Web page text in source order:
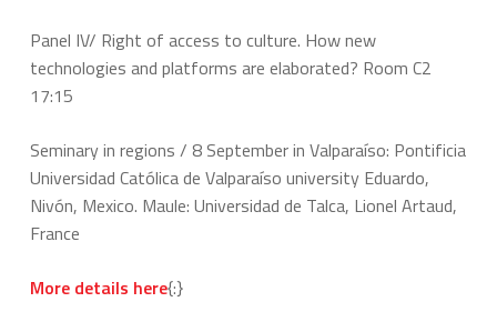
Panel IV/ Right of access to culture. How new
technologies and platforms are elaborated? Room C2
17:15
Seminary in regions / 8 September in Valparaíso: Pontificia
Universidad Católica de Valparaíso university Eduardo,
Nivón, Mexico. Maule: Universidad de Talca, Lionel Artaud,
France
More details here{:}